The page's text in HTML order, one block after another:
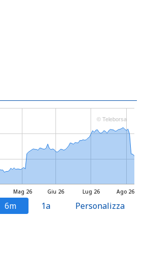
Mag 26 Lug 26
Giu 26 Ago 26
© Teleborsa
6m 1a Personalizza